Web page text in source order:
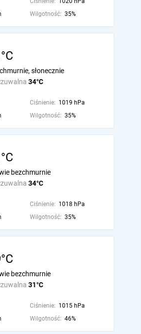
Wilgotność: 35%
34°C
słonecznie
Ciśnienie: 1019 hPa
Wilgotność: 35%
34°C
bezchmurnie
Ciśnienie: 1018 hPa
Wilgotność: 35%
31°C
bezchmurnie
Ciśnienie: 1015 hPa
Wilgotność: 46%